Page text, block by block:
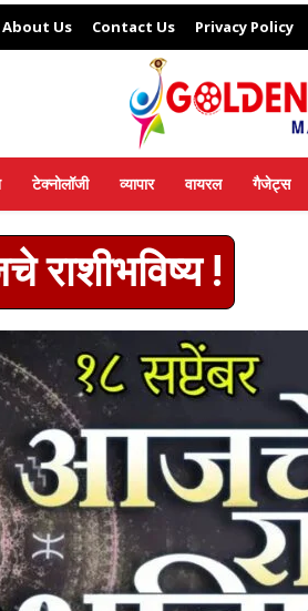
About Us Contact Us Privacy Policy
टेक्नोलॉजी व्यापार वायरल गैजेट्स
राशीभविष्य !